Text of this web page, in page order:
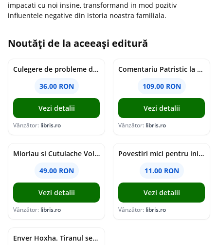
impacati cu noi insine, transformand in mod pozitiv
influentele negative din istoria noastra familiala.
Noutăți de la aceeași editură
Culegere de probleme de matematica - Clasa 8 - Ioana Monalisa Manea, Cristina Neagoe
36.00 RON
Vezi detalii
Vânzător: libris.ro
Comentariu Patristic la Scriptura. Vechiul Testament II. Geneza, 12-50 - George Claudiu Tutu, Mark Sheridan, Alexander Baumgarten, Thomas C. Oden
109.00 RON
Vezi detalii
Vânzător: libris.ro
Miorlau si Cutulache Vol.1: Cu bicicleta pana la Luna - Timo Parvela
49.00 RON
Vezi detalii
Vânzător: libris.ro
Povestiri mici pentru inimi mari - Adrian Chiaga, Cristina Chiaga
11.00 RON
Vezi detalii
Vânzător: libris.ro
Enver Hoxha. Tiranul secolului al XX-lea - Rober C. Austin, Artan R. Hoxha